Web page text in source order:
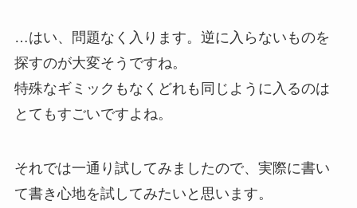
…はい、問題なく入ります。逆に入らないものを
探すのが大変そうですね。
特殊なギミックもなくどれも同じように入るのは
とてもすごいですよね。
それでは一通り試してみましたので、実際に書い
て書き心地を試してみたいと思います。